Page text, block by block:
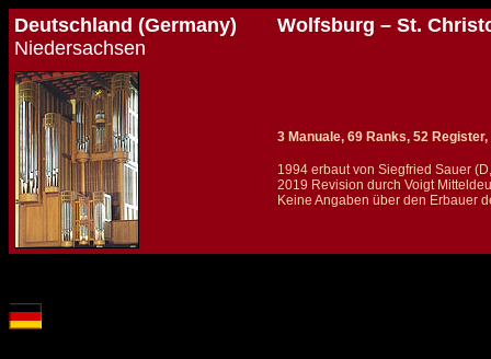
Deutschland (Germany)
Niedersachsen
Wolfsburg – St.
3 Manuale, 69 Ranks, 52
1994 erbaut von Siegfried Sauer
2019 Revision durch Voigt
Keine Angaben über den Erbauer